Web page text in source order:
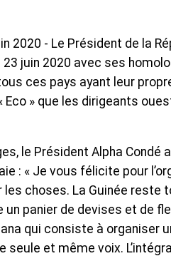
2020 - Le Président de la
juin 2020 avec ses
ces pays ayant leur
Eco » que les dirigeants
le Président Alpha Condé
: « Je vous félicite pour
choses. La Guinée reste
un panier de devises et de
qui consiste à organiser
seule et même voix.